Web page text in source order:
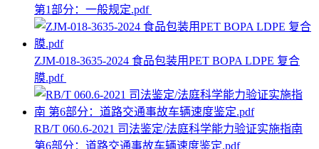
第1部分：一般规定.pdf
ZJM-018-3635-2024 食品包装用PET BOPA LDPE 复合
膜.pdf
RB/T 060.6-2021 司法鉴定/法庭科学能力验证实施指南
第6部分：道路交通事故车辆速度鉴定.pdf